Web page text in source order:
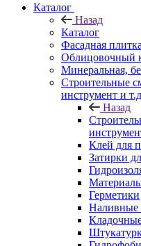
Каталог
Назад
Каталог
Фасадная плитка
Облицовочный
Минеральная,
Строительные
инструмент и
Назад
Клей для
Затирки
Герметики
Наливные